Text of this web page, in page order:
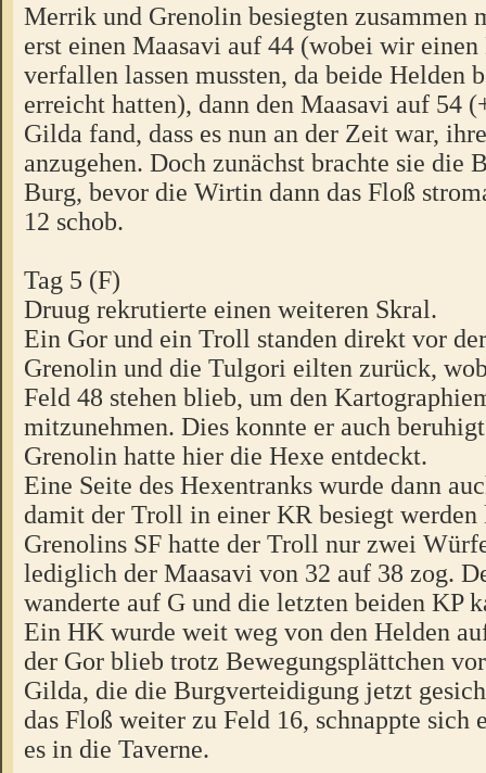
Merrik und Grenolin besiegten zusammen
erst einen Maasavi auf 44 (wobei wir
verfallen lassen mussten, da beide Helden
erreicht hatten), dann den Maasavi auf 54
Gilda fand, dass es nun an der Zeit war,
anzugehen. Doch zunächst brachte sie die
Burg, bevor die Wirtin dann das Floß
12 schob.
Tag 5 (F)
Druug rekrutierte einen weiteren Skral.
Ein Gor und ein Troll standen direkt vor
Grenolin und die Tulgori eilten zurück,
Feld 48 stehen blieb, um den
mitzunehmen. Dies konnte er auch
Grenolin hatte hier die Hexe entdeckt.
Eine Seite des Hexentranks wurde dann
damit der Troll in einer KR besiegt werden
Grenolins SF hatte der Troll nur zwei
lediglich der Maasavi von 32 auf 38 zog.
wanderte auf G und die letzten beiden KP
Ein HK wurde weit weg von den Helden
der Gor blieb trotz Bewegungsplättchen
Gilda, die die Burgverteidigung jetzt
das Floß weiter zu Feld 16, schnappte sich
es in die Taverne.